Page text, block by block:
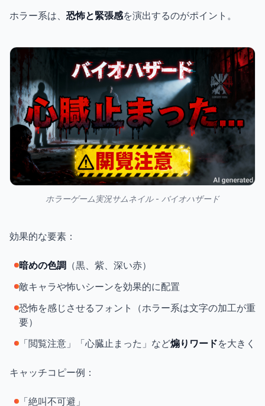
ホラー系は、 恐怖と緊張感を演出するのがポイント。
ホラーゲーム実況サムネイル - バイオハザード
効果的な要素：
暗めの色調 （黒、紫、深い赤）
敵キャラや怖いシーンを効果的に配置
恐怖を感じさせるフォント（ホラー系は文字の加工が重
要）
「閲覧注意」「心臓止まった」など煽りワードを大きく
キャッチコピー例：
「絶叫不可避」